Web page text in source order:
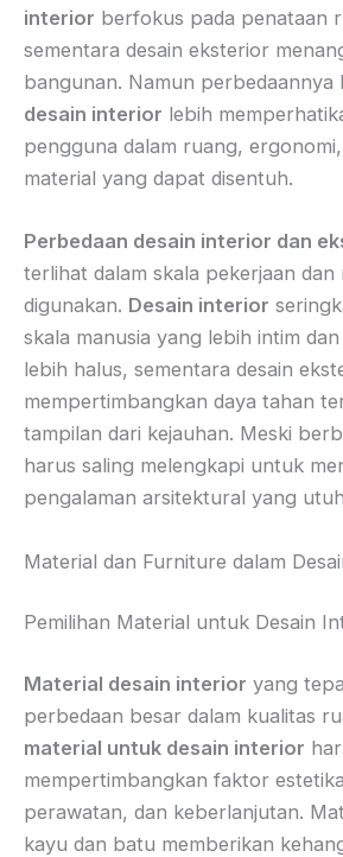
interior berfokus pada penataan
sementara desain eksterior
bangunan. Namun perbedaannya
desain interior lebih
pengguna dalam ruang,
material yang dapat disentuh.
Perbedaan desain interior dan
terlihat dalam skala pekerjaan dan
digunakan. Desain interior
skala manusia yang lebih intim
lebih halus, sementara desain
mempertimbangkan daya tahan
tampilan dari kejauhan. Meski
harus saling melengkapi untuk
pengalaman arsitektural yang
Material dan Furniture dalam
Pemilihan Material untuk Desain
Material desain interior yang
perbedaan besar dalam kualitas
material untuk desain interior
mempertimbangkan faktor
perawatan, dan keberlanjutan.
kayu dan batu memberikan